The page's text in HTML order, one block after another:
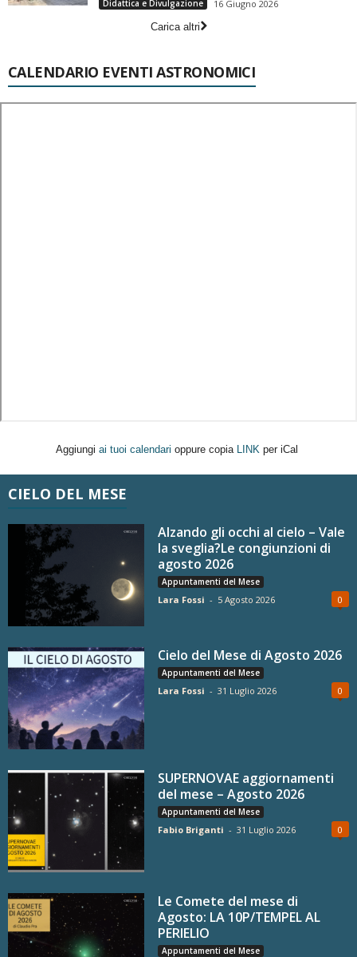
Didattica e Divulgazione
16 Giugno 2026
Carica altri
CALENDARIO EVENTI ASTRONOMICI
Aggiungi ai tuoi calendari oppure copia LINK per iCal
CIELO DEL MESE
Alzando gli occhi al cielo – Vale
la sveglia?Le congiunzioni di
agosto 2026
Appuntamenti del Mese
Lara Fossi - 5 Agosto 2026 0
Cielo del Mese di Agosto 2026
Appuntamenti del Mese
Lara Fossi - 31 Luglio 2026 0
SUPERNOVAE aggiornamenti
del mese – Agosto 2026
Appuntamenti del Mese
Fabio Briganti - 31 Luglio 2026 0
Le Comete del mese di
Agosto: LA 10P/TEMPEL AL
PERIELIO
Appuntamenti del Mese